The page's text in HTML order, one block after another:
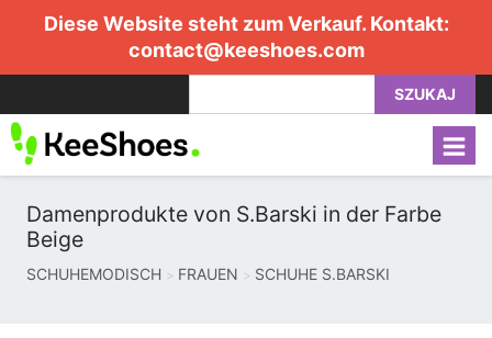
Diese Website steht zum Verkauf. Kontakt:
contact@keeshoes.com
SZUKAJ
Damenprodukte von S.Barski in der Farbe
Beige
SCHUHEMODISCH FRAUEN SCHUHE S.BARSKI